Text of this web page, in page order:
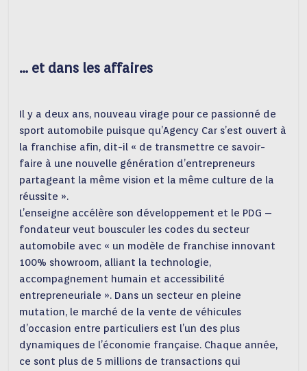
… et dans les affaires
Il y a deux ans, nouveau virage pour ce passionné de
sport automobile puisque qu’Agency Car s’est ouvert à
la franchise afin, dit-il « de transmettre ce savoir-
faire à une nouvelle génération d’entrepreneurs
partageant la même vision et la même culture de la
réussite ».
L’enseigne accélère son développement et le PDG –
fondateur veut bousculer les codes du secteur
automobile avec « un modèle de franchise innovant
100% showroom, alliant la technologie,
accompagnement humain et accessibilité
entrepreneuriale ». Dans un secteur en pleine
mutation, le marché de la vente de véhicules
d’occasion entre particuliers est l’un des plus
dynamiques de l’économie française. Chaque année,
ce sont plus de 5 millions de transactions qui